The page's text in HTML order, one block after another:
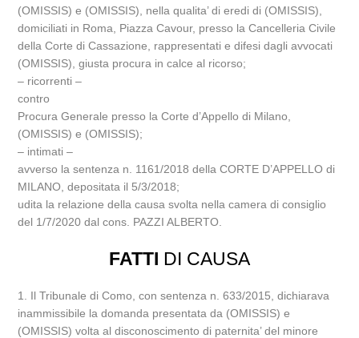
(OMISSIS) e (OMISSIS), nella qualita’ di eredi di (OMISSIS),
domiciliati in Roma, Piazza Cavour, presso la Cancelleria Civile
della Corte di Cassazione, rappresentati e difesi dagli avvocati
(OMISSIS), giusta procura in calce al ricorso;
– ricorrenti –
contro
Procura Generale presso la Corte d’Appello di Milano,
(OMISSIS) e (OMISSIS);
– intimati –
avverso la sentenza n. 1161/2018 della CORTE D’APPELLO di
MILANO, depositata il 5/3/2018;
udita la relazione della causa svolta nella camera di consiglio
del 1/7/2020 dal cons. PAZZI ALBERTO.
FATTI DI CAUSA
1. Il Tribunale di Como, con sentenza n. 633/2015, dichiarava
inammissibile la domanda presentata da (OMISSIS) e
(OMISSIS) volta al disconoscimento di paternita’ del minore